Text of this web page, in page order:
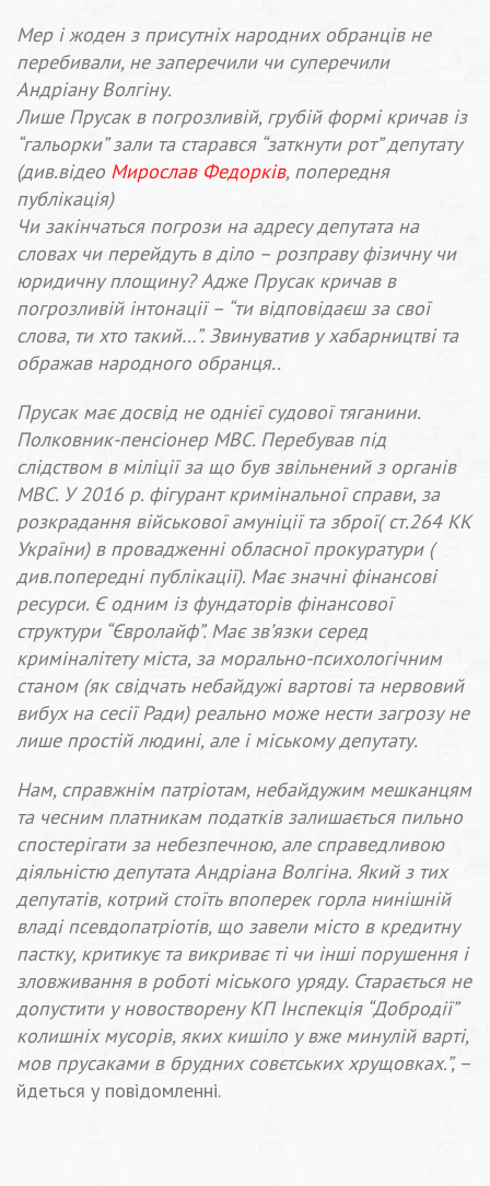
Мер і жоден з присутніх народних обранців не
перебивали, не заперечили чи суперечили
Андріану Волгіну.
Лише Прусак в погрозливій, грубій формі кричав із
“гальорки” зали та старався “заткнути рот” депутату
(див.відео Мирослав Федорків, попередня
публікація)
Чи закінчaться погрози на адресу депутата на
словах чи перейдуть в діло – розправу фізичну чи
юридичну площину? Адже Прусак кричав в
погрозливій інтонації – “ти відповідаєш за свої
слова, ти хто такий…”. Звинуватив у хабарництві та
ображав народного обранця..
Прусак має досвід не однієї судової тяганини.
Полковник-пенсіонер МВС. Перебував під
слідством в міліції за що був звільнений з органів
МВС. У 2016 р. фігурант кримінальної справи, за
розкрадання військової амуніції та зброї( ст.264 КК
України) в провадженні обласної прокуратури (
див.попередні публікації). Має значні фінансові
ресурси. Є одним із фундаторів фінансової
структури “Євролайф”. Має зв’язки серед
криміналітету міста, за морально-психологічним
станом (як свідчать небайдужі вартові та нервовий
вибух на сесії Ради) реально може нести загрозу не
лише простій людині, але і міському депутату.
Нам, справжнім патріотам, небайдужим мешканцям
та чесним платникам податків залишається пильно
спостерігати за небезпечною, але справедливою
діяльністю депутата Андріана Волгіна. Який з тих
депутатів, котрий стоїть впоперек горла нинішній
владі псевдопатріотів, що завели місто в кредитну
пастку, критикує та викриває ті чи інші порушення і
зловживання в роботі міського уряду. Старається не
допустити у новостворену КП Інспекція “Добродії”
колишніх мусорів, яких кишіло у вже минулій варті,
мов прусаками в брудних совєтських хрущовках.”,–
йдеться у повідомленні.